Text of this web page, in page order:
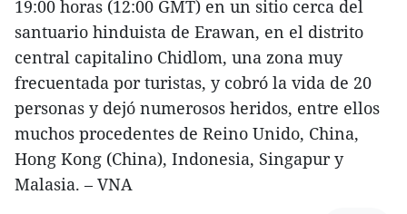
19:00 horas (12:00 GMT) en un sitio cerca del
santuario hinduista de Erawan, en el distrito
central capitalino Chidlom, una zona muy
frecuentada por turistas, y cobró la vida de 20
personas y dejó numerosos heridos, entre ellos
muchos procedentes de Reino Unido, China,
Hong Kong (China), Indonesia, Singapur y
Malasia. – VNA